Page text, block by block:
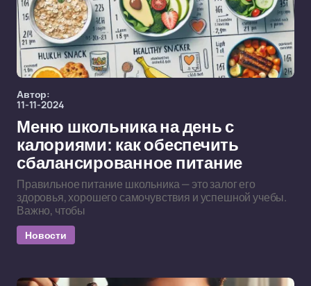
Автор:
11-11-2024
Меню школьника на день с
калориями: как обеспечить
сбалансированное питание
Правильное питание школьника — это залог его
здоровья, хорошего самочувствия и успешной учебы.
Важно, чтобы
Новости